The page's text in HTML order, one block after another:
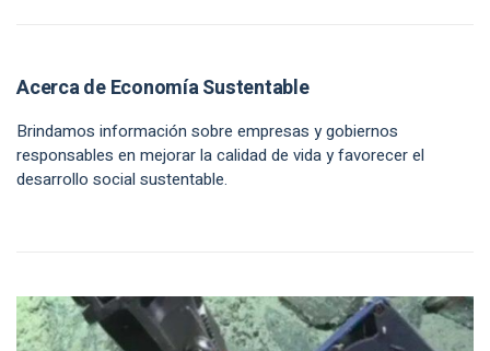
Acerca de Economía Sustentable
Brindamos información sobre empresas y gobiernos
responsables en mejorar la calidad de vida y favorecer el
desarrollo social sustentable.